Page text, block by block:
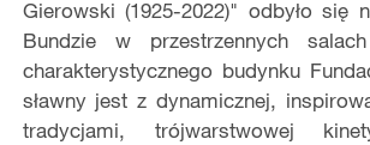
Gierowski (1925-2022)" odbyło się
Bundzie w przestrzennych
charakterystycznego budynku
sławny jest z dynamicznej,
tradycjami, trójwarstwowej